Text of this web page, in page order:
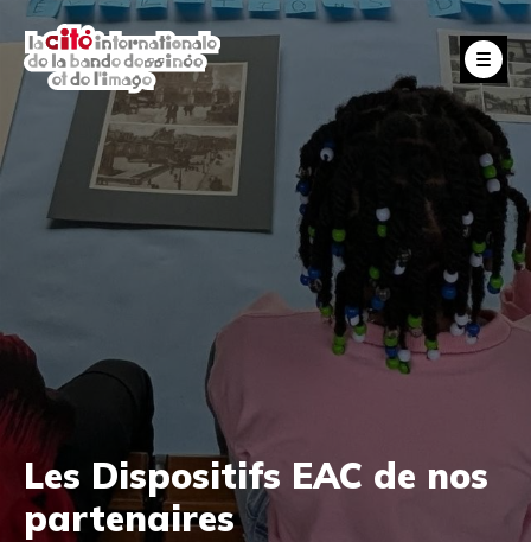
Aller
au
contenu
principal
Les Dispositifs EAC de nos
partenaires